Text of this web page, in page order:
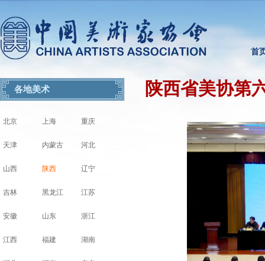
首
各地美术
北京 上海 重庆
天津 内蒙古 河北
山西 陕西 辽宁
吉林 黑龙江 江苏
安徽 山东 浙江
江西 福建 湖南
陕西省美协第